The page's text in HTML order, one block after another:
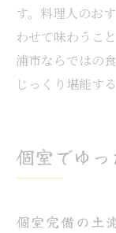
す。料理人のお
わせて味わうこ
浦市ならではの
じっくり堪能す
個室でゆ
個室完備の土